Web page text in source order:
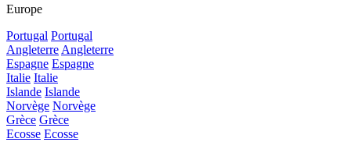
Europe
Portugal Portugal
AngleterreAngleterre
Espagne Espagne
Italie Italie
Islande Islande
Norvège Norvège
Grèce Grèce
Ecosse Ecosse